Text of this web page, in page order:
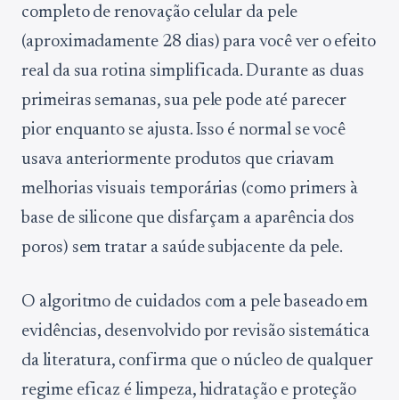
completo de renovação celular da pele
(aproximadamente 28 dias) para você ver o efeito
real da sua rotina simplificada. Durante as duas
primeiras semanas, sua pele pode até parecer
pior enquanto se ajusta. Isso é normal se você
usava anteriormente produtos que criavam
melhorias visuais temporárias (como primers à
base de silicone que disfarçam a aparência dos
poros) sem tratar a saúde subjacente da pele.
O algoritmo de cuidados com a pele baseado em
evidências, desenvolvido por revisão sistemática
da literatura, confirma que o núcleo de qualquer
regime eficaz é limpeza, hidratação e proteção